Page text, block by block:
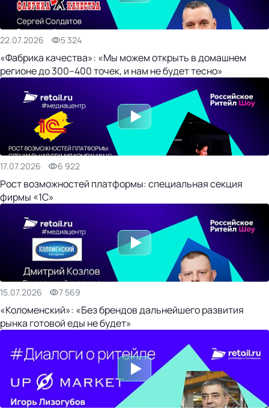
22.07.2026 5 324
«Фабрика качества»: «Мы можем открыть в домашнем
регионе до 300–400 точек, и нам не будет тесно»
17.07.2026 6 922
Рост возможностей платформы: специальная секция
фирмы «1С»
15.07.2026 7 569
«Коломенский»: «Без брендов дальнейшего развития
рынка готовой еды не будет»